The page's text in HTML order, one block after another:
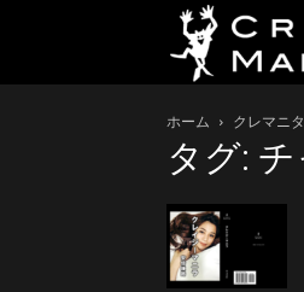
ホーム クレマニ
タグ: